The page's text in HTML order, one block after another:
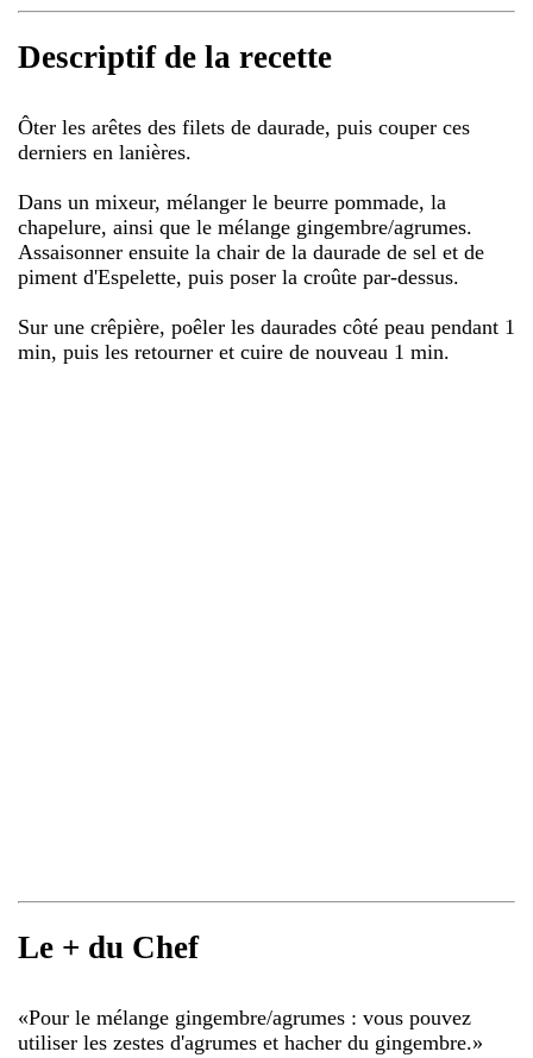
Descriptif de la recette
Ôter les arêtes des filets de daurade, puis couper ces
derniers en lanières.
Dans un mixeur, mélanger le beurre pommade, la
chapelure, ainsi que le mélange gingembre/agrumes.
Assaisonner ensuite la chair de la daurade de sel et de
piment d'Espelette, puis poser la croûte par-dessus.
Sur une crêpière, poêler les daurades côté peau pendant 1
min, puis les retourner et cuire de nouveau 1 min.
Le + du Chef
«Pour le mélange gingembre/agrumes : vous pouvez
utiliser les zestes d'agrumes et hacher du gingembre.»